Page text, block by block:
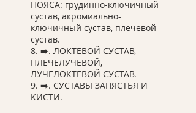
ПОЯСА: грудинно-ключичный
сустав, акромиально-
ключичный сустав, плечевой
сустав.
8. ➡️. ЛОКТЕВОЙ СУСТАВ,
ПЛЕЧЕЛУЧЕВОЙ,
ЛУЧЕЛОКТЕВОЙ СУСТАВ.
9. ➡️. СУСТАВЫ ЗАПЯСТЬЯ И
КИСТИ.